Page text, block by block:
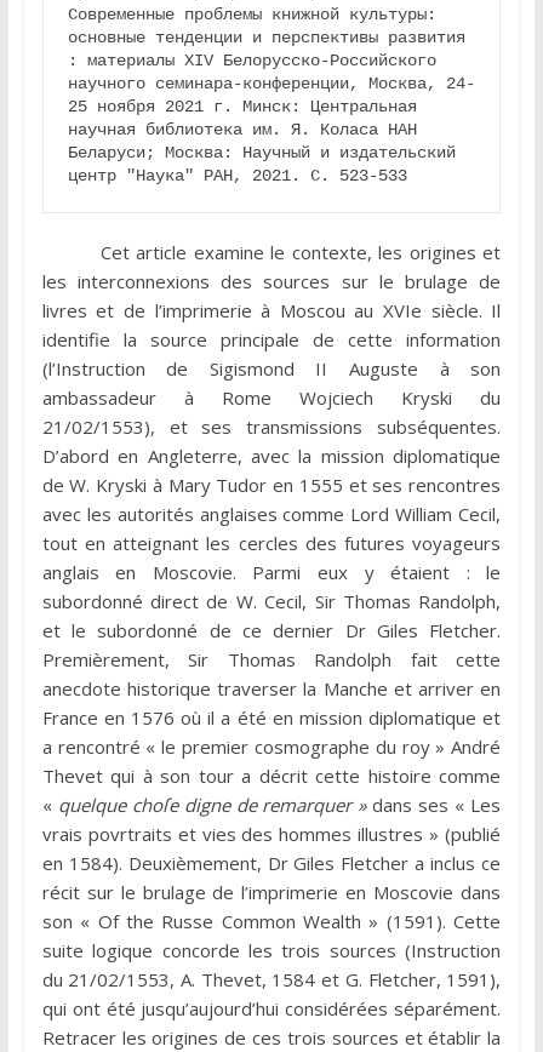
Современные проблемы книжной культуры:
основные тенденции и перспективы развития
: материалы XIV Белорусско-Российского
научного семинара-конференции, Москва, 24-
25 ноября 2021 г. Минск: Центральная
научная библиотека им. Я. Коласа НАН
Беларуси; Москва: Научный и издательский
центр "Наука" РАН, 2021. С. 523-533
Cet article examine le contexte, les origines et
les interconnexions des sources sur le brulage de
livres et de l’imprimerie à Moscou au XVIe siècle. Il
identifie la source principale de cette information
(l’Instruction de Sigismond II Auguste à son
ambassadeur à Rome Wojciech Kryski du
21/02/1553), et ses transmissions subséquentes.
D’abord en Angleterre, avec la mission diplomatique
de W. Kryski à Mary Tudor en 1555 et ses rencontres
avec les autorités anglaises comme Lord William Cecil,
tout en atteignant les cercles des futures voyageurs
anglais en Moscovie. Parmi eux y étaient : le
subordonné direct de W. Cecil, Sir Thomas Randolph,
et le subordonné de ce dernier Dr Giles Fletcher.
Premièrement, Sir Thomas Randolph fait cette
anecdote historique traverser la Manche et arriver en
France en 1576 où il a été en mission diplomatique et
a rencontré « le premier cosmographe du roy » André
Thevet qui à son tour a décrit cette histoire comme
« quelque choſe digne de remarquer »dans ses « Les
vrais povrtraits et vies des hommes illustres » (publié
en 1584). Deuxièmement, Dr Giles Fletcher a inclus ce
récit sur le brulage de l’imprimerie en Moscovie dans
son « Of the Russe Common Wealth » (1591). Cette
suite logique concorde les trois sources (Instruction
du 21/02/1553, A. Thevet, 1584 et G. Fletcher, 1591),
qui ont été jusqu’aujourd’hui considérées séparément.
Retracer les origines de ces trois sources et établir la